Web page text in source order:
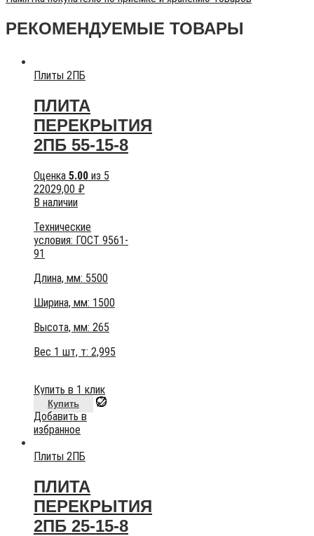
РЕКОМЕНДУЕМЫЕ ТОВАРЫ
Плиты 2ПБ
ПЛИТА
ПЕРЕКРЫТИЯ
2ПБ 55-15-8
Оценка 5.00 из 5
22029,00 ₽
В наличии
Технические
условия: ГОСТ 9561-
91
Длина, мм: 5500
Ширина, мм: 1500
Высота, мм: 265
Вес 1 шт, т: 2,995
Купить в 1 клик
Купить
Добавить в
избранное
Плиты 2ПБ
ПЛИТА
ПЕРЕКРЫТИЯ
2ПБ 25-15-8